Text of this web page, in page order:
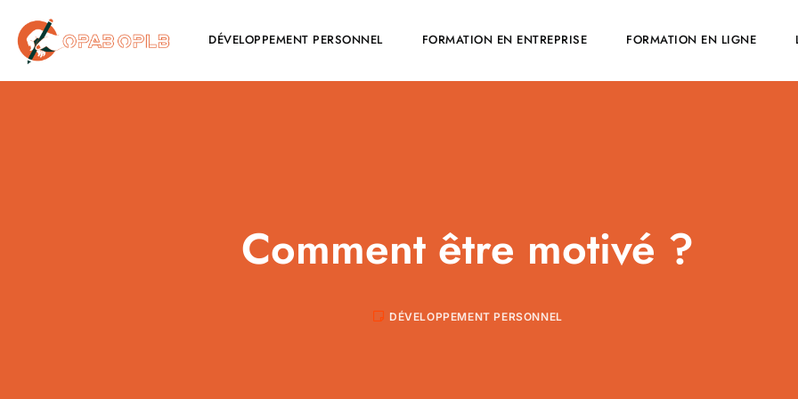
DÉVELOPPEMENT PERSONNEL FORMATION EN ENTREPRISE FORMATION EN LIGNE
Comment être motivé ?
DÉVELOPPEMENT PERSONNEL